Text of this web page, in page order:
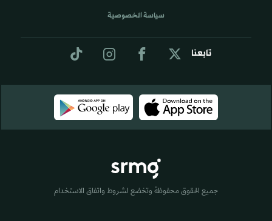
تابعنا
سياسة الخصوصية
جميع الحقوق محفوظة وتخضع لشروط واتفاق الاستخدام